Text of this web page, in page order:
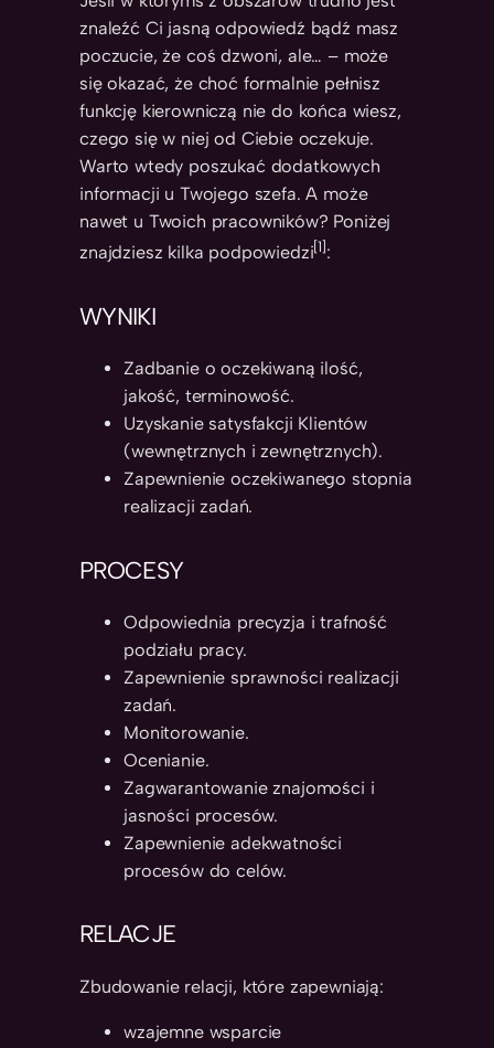
znaleźć Ci jasną odpowiedź bądź masz
poczucie, że coś dzwoni, ale… – może
się okazać, że choć formalnie pełnisz
funkcję kierowniczą nie do końca wiesz,
czego się w niej od Ciebie oczekuje.
Warto wtedy poszukać dodatkowych
informacji u Twojego szefa. A może
nawet u Twoich pracowników? Poniżej
znajdziesz kilka podpowiedzi[1]:
WYNIKI
Zadbanie o oczekiwaną ilość,
jakość, terminowość.
Uzyskanie satysfakcji Klientów
(wewnętrznych i zewnętrznych).
Zapewnienie oczekiwanego stopnia
realizacji zadań.
PROCESY
Odpowiednia precyzja i trafność
podziału pracy.
Zapewnienie sprawności realizacji
zadań.
Monitorowanie.
Ocenianie.
Zagwarantowanie znajomości i
jasności procesów.
Zapewnienie adekwatności
procesów do celów.
RELACJE
Zbudowanie relacji, które zapewniają:
wzajemne wsparcie